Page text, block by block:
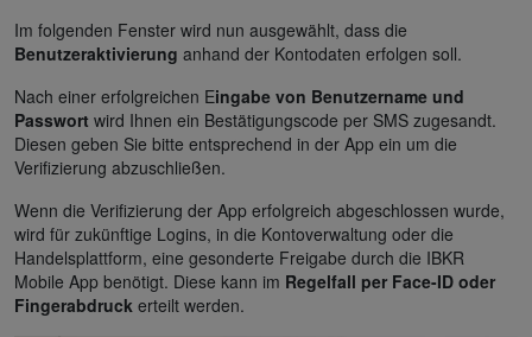
Im folgenden Fenster wird nun ausgewählt, dass die
Benutzeraktivierung anhand der Kontodaten erfolgen soll.
Nach einer erfolgreichen Eingabe von Benutzername und
Passwort wird Ihnen ein Bestätigungscode per SMS zugesandt.
Diesen geben Sie bitte entsprechend in der App ein um die
Verifizierung abzuschließen.
Wenn die Verifizierung der App erfolgreich abgeschlossen wurde,
wird für zukünftige Logins, in die Kontoverwaltung oder die
Handelsplattform, eine gesonderte Freigabe durch die IBKR
Mobile App benötigt. Diese kann im Regelfall per Face-ID oder
Fingerabdruck erteilt werden.